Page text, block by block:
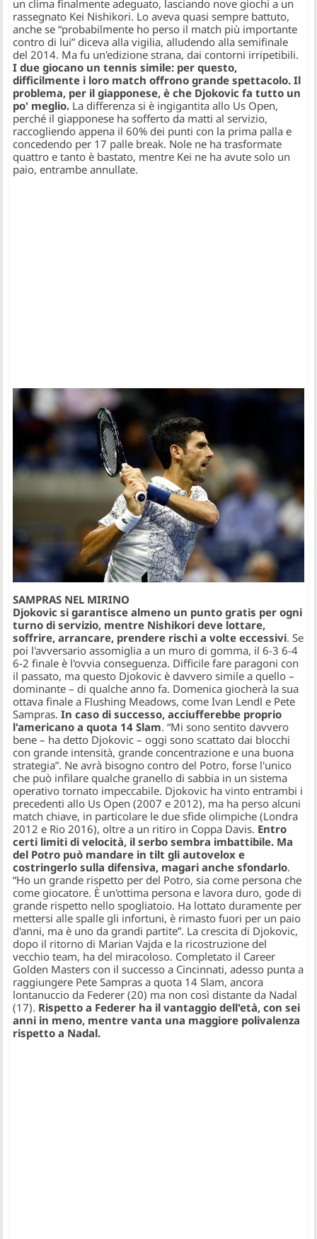
un clima finalmente adeguato, lasciando nove giochi a un
rassegnato Kei Nishikori. Lo aveva quasi sempre battuto,
anche se“probabilmente ho perso il match più importante
contro di lui” diceva alla vigilia, alludendo alla semifinale
del 2014. Ma fu un'edizione strana, dai contorni irripetibili.
I due giocano un tennis simile: per questo,
difficilmente i loro match offrono grande spettacolo. Il
problema, per il giapponese, è che Djokovic fa tutto un
po' meglio. La differenza si è ingigantita allo Us Open,
perché il giapponese ha sofferto da matti al servizio,
raccogliendo appena il 60% dei punti con la prima palla e
concedendo per 17 palle break. Nole ne ha trasformate
quattro e tanto è bastato, mentre Kei ne ha avute solo un
paio, entrambe annullate.
SAMPRAS NEL MIRINO
​Djokovic si garantisce almeno un punto gratis per ogni
turno di servizio, mentre Nishikori deve lottare,
soffrire, arrancare, prendere rischi a volte eccessivi. Se
poi l'avversario assomiglia a un muro di gomma, il 6-3 6-4
6-2 finale è l'ovvia conseguenza. Difficile fare paragoni con
il passato, ma questo Djokovic è davvero simile a quello –
dominante – di qualche anno fa. Domenica giocherà la sua
ottava finale a Flushing Meadows, come Ivan Lendl e Pete
Sampras.In caso di successo, acciufferebbe proprio
l'americano a quota 14 Slam.“Mi sono sentito davvero
bene – ha detto Djokovic –oggi sono scattato dai blocchi
con grande intensità, grande concentrazione e una buona
strategia”. Ne avrà bisogno contro del Potro, forse l'unico
che può infilare qualche granello di sabbia in un sistema
operativo tornato impeccabile. Djokovic ha vinto entrambi i
precedenti allo Us Open (2007 e 2012), ma ha perso alcuni
match chiave, in particolare le due sfide olimpiche (Londra
2012 e Rio 2016), oltre a un ritiro in Coppa Davis. Entro
certi limiti di velocità, il serbo sembra imbattibile. Ma
del Potro può mandare in tilt gli autovelox e
costringerlo sulla difensiva, magari anche sfondarlo.
“Ho un grande rispetto per del Potro, sia come persona che
come giocatore. È un'ottima persona e lavora duro, gode di
grande rispetto nello spogliatoio. Ha lottato duramente per
mettersi alle spalle gli infortuni, è rimasto fuori per un paio
d'anni, ma è uno da grandi partite”. La crescita di Djokovic,
dopo il ritorno di Marian Vajda e la ricostruzione del
vecchio team, ha del miracoloso. Completato il Career
Golden Masters con il successo a Cincinnati, adesso punta a
raggiungere Pete Sampras a quota 14 Slam, ancora
lontanuccio da Federer (20) ma non così distante da Nadal
(17). Rispetto a Federer ha il vantaggio dell'età, con sei
anni in meno, mentre vanta una maggiore polivalenza
rispetto a Nadal.